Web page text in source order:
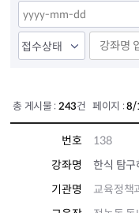
총 게시물 : 243건 페이지 :8/
번호
138
강좌명
한식 탐
기관명
교육정책